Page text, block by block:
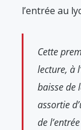
l’entrée au
Cette
lecture, à
baisse de
assortie
de